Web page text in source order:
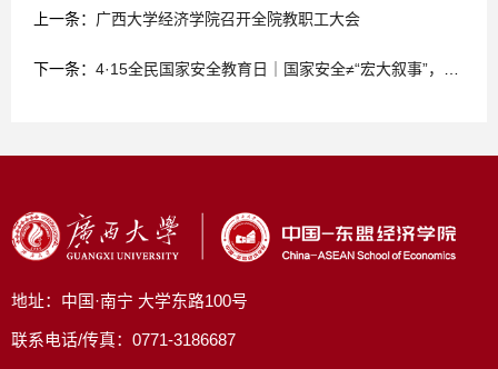
上一条： 广西大学经济学院召开全院教职工大会
下一条： 4·15全民国家安全教育日｜国家安全≠“宏大叙事”，大学生的日常藏着“安全密码”
地址：中国·南宁 大学东路100号
联系电话/传真：0771-3186687